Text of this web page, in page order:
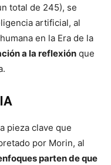
total de 245), se
artificial, al
en la Era de la
a la reflexión que
pieza clave que
por Morin, al
parten de que